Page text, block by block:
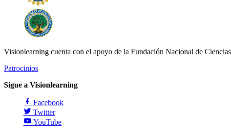
Visionlearning cuenta con el apoyo de la Fundación Nacional de
Patrocinios
Sigue a Visionlearning
Facebook
Twitter
YouTube